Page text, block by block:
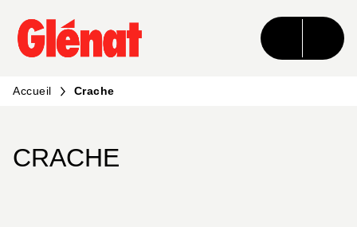
MENU RECHERCHE CONTENU
PIED DE PAGE
Accueil Crache
CRACHE